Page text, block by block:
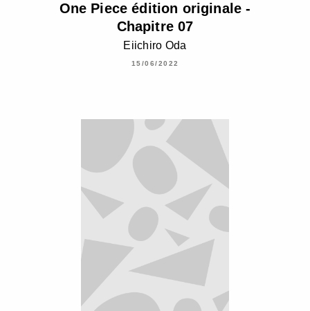
One Piece édition originale -
Chapitre 07
Eiichiro Oda
15/06/2022